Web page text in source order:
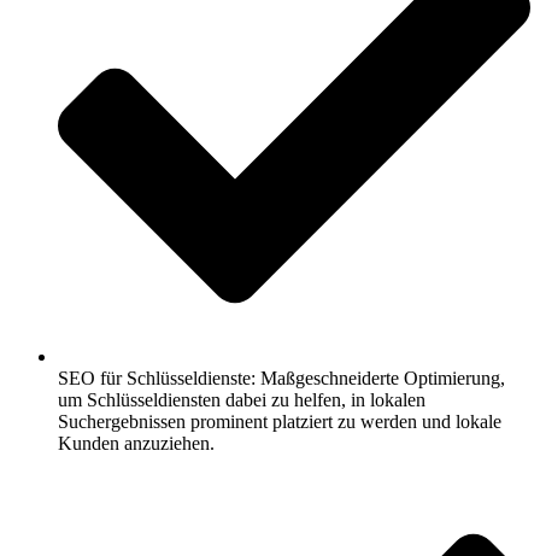
SEO für Schlüsseldienste: Maßgeschneiderte Optimierung,
um Schlüsseldiensten dabei zu helfen, in lokalen
Suchergebnissen prominent platziert zu werden und lokale
Kunden anzuziehen.